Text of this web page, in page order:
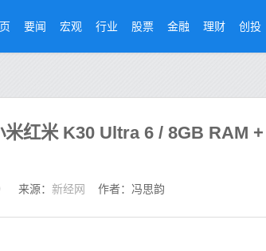
要闻 宏观 行业 股票 金融 理财 创投
红米 K30 Ultra 6 / 8GB RAM
来源： 新经网 作者：冯思韵